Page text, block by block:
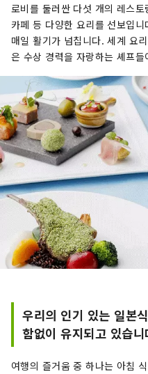
로비를 둘러싼 다섯 개의 레스
카페 등 다양한 요리를 선보입
매일 활기가 넘칩니다. 세계 요
은 수상 경력을 자랑하는 셰프
우리의 인기 있는 일본
함없이 유지되고 있습
여행의 즐거움 중 하나는 아침